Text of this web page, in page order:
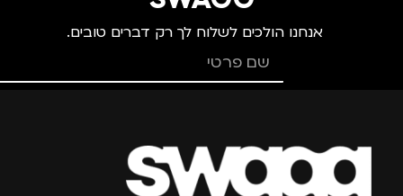
אנחנו הולכים לשלוח לך רק דברים טובים.